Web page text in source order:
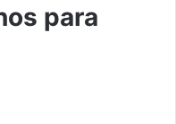
para